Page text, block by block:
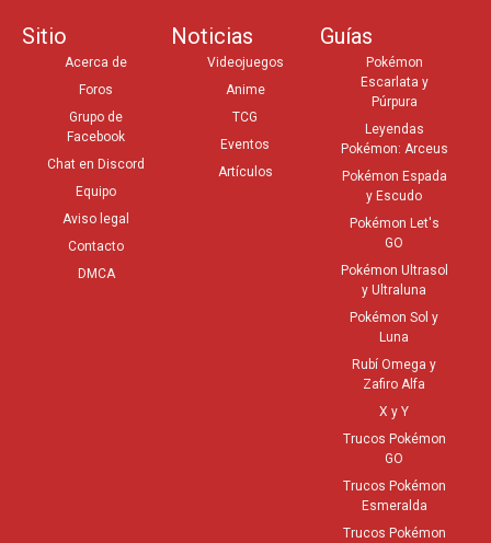
Sitio
Acerca de
Foros
Grupo de
Facebook
Chat en Discord
Equipo
Aviso legal
Contacto
DMCA
Noticias
Videojuegos
Anime
TCG
Eventos
Artículos
Guías
Pokémon
Escarlata y
Púrpura
Leyendas
Pokémon: Arceus
Pokémon Espada
y Escudo
Pokémon Let's
GO
Pokémon Ultrasol
y Ultraluna
Pokémon Sol y
Luna
Rubí Omega y
Zafiro Alfa
X y Y
Trucos Pokémon
GO
Trucos Pokémon
Esmeralda
Trucos Pokémon